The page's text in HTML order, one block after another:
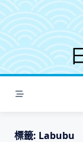
S
k
p
o
標籤: Labubu